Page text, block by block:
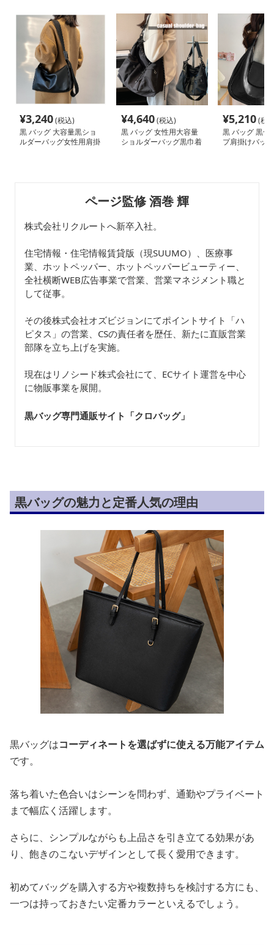
¥3,240(税込)
黒 バッグ 大容量黒ショ
ルダーバッグ女性用肩掛
¥4,640(税込)
黒 バッグ 女性用大容量
ショルダーバッグ黒巾着
¥5,210(税
黒 バッグ 黒合
プ肩掛けバッ
ページ監修 酒巻 輝
株式会社リクルートへ新卒入社。
住宅情報・住宅情報賃貸版（現SUUMO）、医療事
業、ホットペッパー、ホットペッパービューティー、
全社横断WEB広告事業で営業、営業マネジメント職と
して従事。
その後株式会社オズビジョンにてポイントサイト「ハ
ピタス」の営業、CSの責任者を歴任、新たに直販営業
部隊を立ち上げを実施。
現在はリノシード株式会社にて、ECサイト運営を中心
に物販事業を展開。
黒バッグ専門通販サイト「クロバッグ」
黒バッグの魅力と定番人気の理由
黒バッグはコーディネートを選ばずに使える万能アイテム
です。
落ち着いた色合いはシーンを問わず、通勤やプライベート
まで幅広く活躍します。
さらに、シンプルながらも上品さを引き立てる効果があ
り、飽きのこないデザインとして長く愛用できます。
初めてバッグを購入する方や複数持ちを検討する方にも、
一つは持っておきたい定番カラーといえるでしょう。